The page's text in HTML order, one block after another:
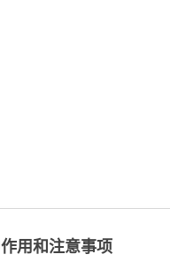
用和注意事项